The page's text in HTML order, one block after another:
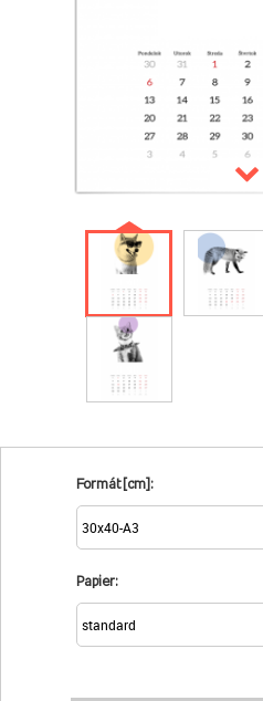
Formát [cm]:
Papier: